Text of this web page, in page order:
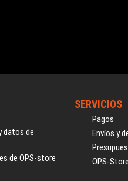
datos de
de OPS-store
SERVICIOS
Pagos
Envíos y
OPS-